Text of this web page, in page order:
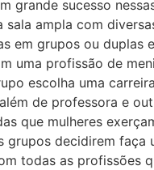
grande sucesso
sala ampla com
em grupos ou duplas
uma profissão de
escolha uma
de professora e
que mulheres
grupos decidirem faça
todas as profissões